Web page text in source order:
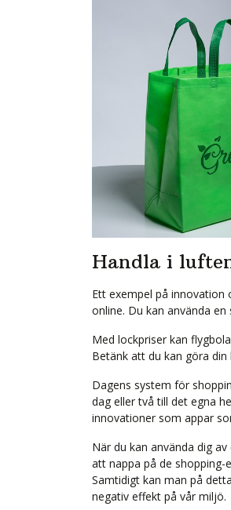
Handla i
Ett exempel på
online. Du kan använda
Med lockpriser kan
Betänk att du kan göra
Dagens system för
dag eller två till det egna
innovationer som appar
När du kan använda dig
att nappa på de
Samtidigt kan man på
negativ effekt på vår miljö.